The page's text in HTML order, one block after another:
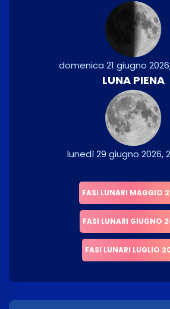
domenica 21 giugno
LUNA PIENA
lunedì 29 giugno 2026,
FASI LUNARI MAGGIO
FASI LUNARI GIUGNO
FASI LUNARI LUGLIO